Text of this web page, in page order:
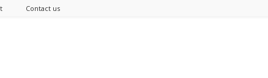
Contact us